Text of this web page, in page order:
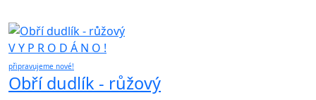
V Y P R O D Á N O !
připravujeme nové!
Obří dudlík - růžový